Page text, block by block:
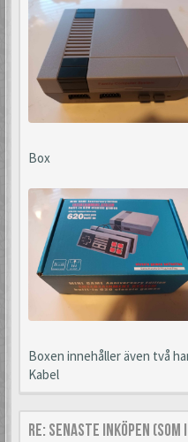
Box
Boxen innehåller även två
Kabel
Re: Senaste inköpen